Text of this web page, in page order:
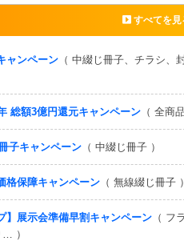
すべてを見
ャンペーン （ 中綴じ冊子、チラシ、
総額3億円還元キャンペーン （ 全商
子キャンペーン （ 中綴じ冊子 ）
格保障キャンペーン （ 無線綴じ冊子
】展示会準備早割キャンペーン （ フ
）